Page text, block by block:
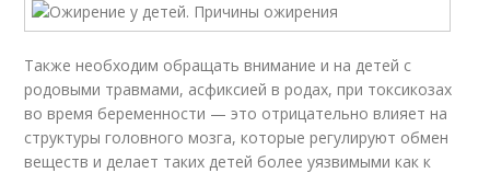
Также необходим обращать внимание и на детей с
родовыми травмами, асфиксией в родах, при токсикозах
во время беременности — это отрицательно влияет на
структуры головного мозга, которые регулируют обмен
веществ и делает таких детей более уязвимыми как к